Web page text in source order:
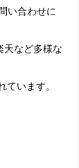
い合わせに
天など多様な
います。